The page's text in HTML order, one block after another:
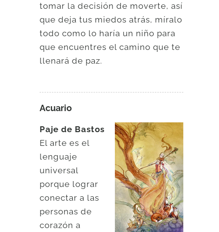
tomar la decisión de moverte, así
que deja tus miedos atrás, míralo
todo como lo haría un niño para
que encuentres el camino que te
llenará de paz.
Acuario
Paje de Bastos
El arte es el
lenguaje
universal
porque lograr
conectar a las
personas de
corazón a